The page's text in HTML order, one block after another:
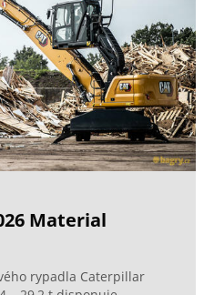
Material
rypadla Caterpillar